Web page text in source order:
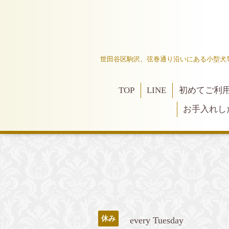
世田谷区駒沢、弦巻通り沿いにある小型
TOP LINE
初めてご利
お手入れ
休み every Tuesday